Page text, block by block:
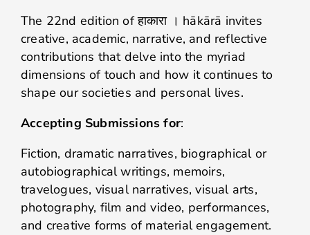
The 22nd edition of हाकारा । hākārā invites
creative, academic, narrative, and reflective
contributions that delve into the myriad
dimensions of touch and how it continues to
shape our societies and personal lives.
Accepting Submissions for:
Fiction, dramatic narratives, biographical or
autobiographical writings, memoirs,
travelogues, visual narratives, visual arts,
photography, film and video, performances,
and creative forms of material engagement.